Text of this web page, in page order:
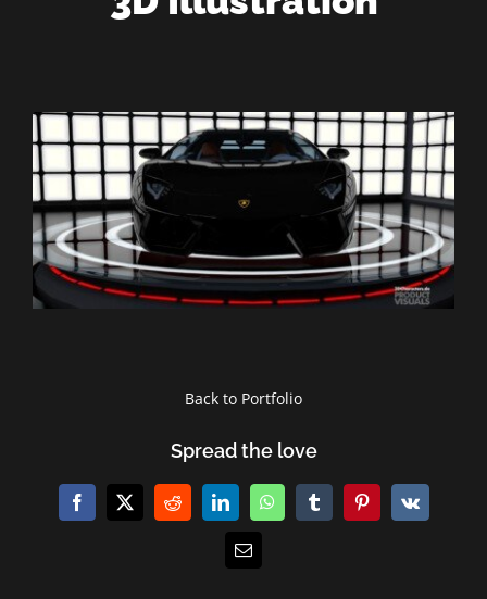
View
Larger
Image
Back to Portfolio
Spread the love
Facebook
X RedditLinkedInWhatsAppTumblrPinterest
Vk
E-